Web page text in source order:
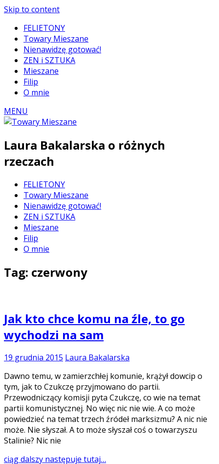
Skip to content
FELIETONY
Towary Mieszane
Nienawidzę gotować!
ZEN i SZTUKA
Mieszane
Filip
O mnie
MENU
Laura Bakalarska o różnych
rzeczach
FELIETONY
Towary Mieszane
Nienawidzę gotować!
ZEN i SZTUKA
Mieszane
Filip
O mnie
Tag: czerwony
Jak kto chce komu na źle, to go
wychodzi na sam
19 grudnia 2015 Laura Bakalarska
Dawno temu, w zamierzchłej komunie, krążył dowcip o
tym, jak to Czukczę przyjmowano do partii.
Przewodniczący komisji pyta Czukczę, co wie na temat
partii komunistycznej. No więc nic nie wie. A co może
powiedzieć na temat trzech źródeł marksizmu? A nic nie
może. Nie słyszał. A to może słyszał coś o towarzyszu
Stalinie? Nic nie
ciąg dalszy następuje tutaj…